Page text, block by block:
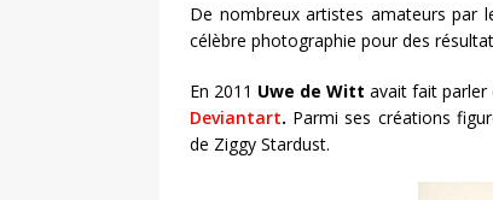
De nombreux artistes amateurs par
célèbre photographie pour des
En 2011 Uwe de Witt avait fait parler
Deviantart. Parmi ses créations
de Ziggy Stardust.